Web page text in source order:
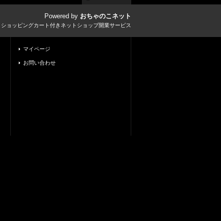
Powered by おちゃのこネット
ョッピングカート付きネットショップ開業サービス
マイページ
お問い合わせ